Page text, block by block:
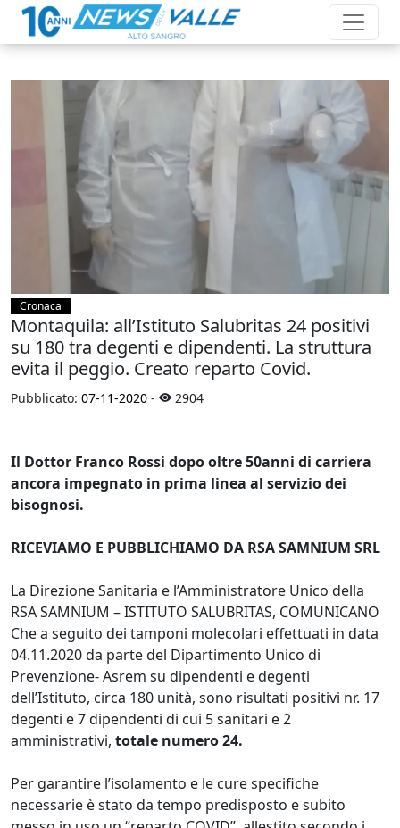
Cronaca
Montaquila: all’Istituto Salubritas 24 positivi
su 180 tra degenti e dipendenti. La struttura
evita il peggio. Creato reparto Covid.
Pubblicato: 07-11-2020 - 2904
Il Dottor Franco Rossi dopo oltre 50anni di carriera
ancora impegnato in prima linea al servizio dei
bisognosi.
RICEVIAMO E PUBBLICHIAMO DA RSA SAMNIUM SRL
La Direzione Sanitaria e l’Amministratore Unico della
RSA SAMNIUM – ISTITUTO SALUBRITAS, COMUNICANO
Che a seguito dei tamponi molecolari effettuati in data
04.11.2020 da parte del Dipartimento Unico di
Prevenzione- Asrem su dipendenti e degenti
dell’Istituto, circa 180 unità, sono risultati positivi nr. 17
degenti e 7 dipendenti di cui 5 sanitari e 2
amministrativi, totale numero 24.
Per garantire l’isolamento e le cure specifiche
necessarie è stato da tempo predisposto e subito